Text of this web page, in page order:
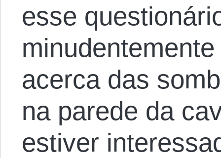
esse
acerca das
na parede da
estiver